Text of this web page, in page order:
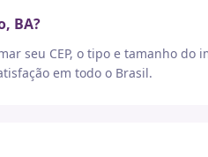
BA?
seu CEP, o tipo e tamanho do
em todo o Brasil.